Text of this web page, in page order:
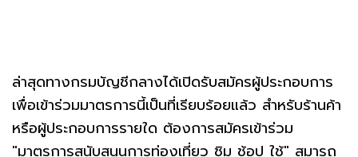
ล่าสุดทางกรมบัญชีกลางได้เปิดรับสมัครผู้ประกอบการ
เพื่อเข้าร่วมมาตรการนี้เป็นที่เรียบร้อยแล้ว สำหรับร้านค้า
หรือผู้ประกอบการรายใด ต้องการสมัครเข้าร่วม
"มาตรการสนับสนุนการท่องเที่ยว ชิม ช้อป ใช้" สมารถ